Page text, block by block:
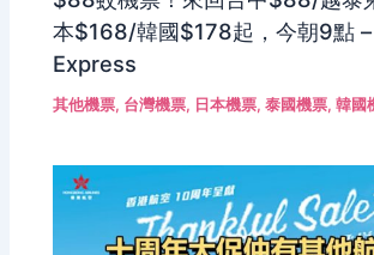
本$168/韓國$178起，今朝9點
Express
其他機票, 台灣機票, 日本機票,泰國機票,韓國